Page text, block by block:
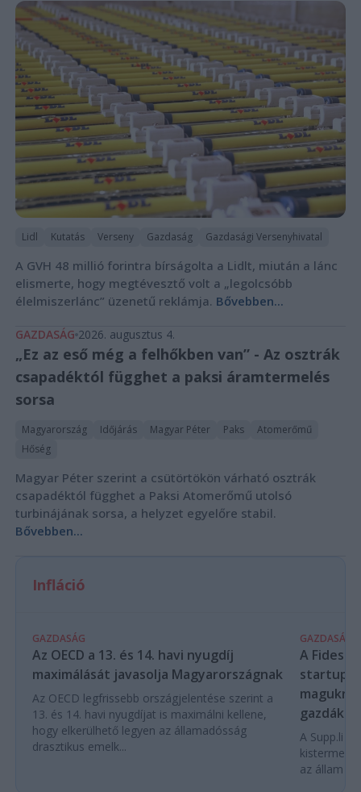
Lidl Kutatás Verseny Gazdaság Gazdasági Versenyhivatal
A GVH 48 millió forintra bírságolta a Lidlt, miután a lánc
elismerte, hogy megtévesztő volt a „legolcsóbb
élelmiszerlánc” üzenetű reklámja. Bővebben...
GAZDASÁG 2026. augusztus 4.
„Ez az eső még a felhőkben van” - Az osztrák
csapadéktól függhet a paksi áramtermelés
sorsa
Magyarország Időjárás Magyar Péter Paks
Atomerőmű
Hőség
Magyar Péter szerint a csütörtökön várható osztrák
csapadéktól függhet a Paksi Atomerőmű utolsó
turbinájának sorsa, a helyzet egyelőre stabil.
Bővebben...
Infláció
GAZDASÁG
Az OECD a 13. és 14. havi nyugdíj
maximálását javasolja Magyarországnak
Az OECD legfrissebb országjelentése szerint a
13. és 14. havi nyugdíjat is maximálni kellene,
hogy elkerülhető legyen az államadósság
drasztikus emelk...
GAZDASÁG
A
magukra
gazdákat
A Supp.li
az állam